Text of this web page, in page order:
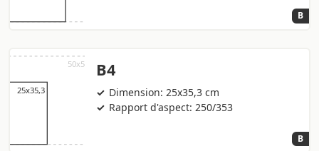
B
B4
Dimension: 25x35,3 cm
Rapport d'aspect: 250/353
B